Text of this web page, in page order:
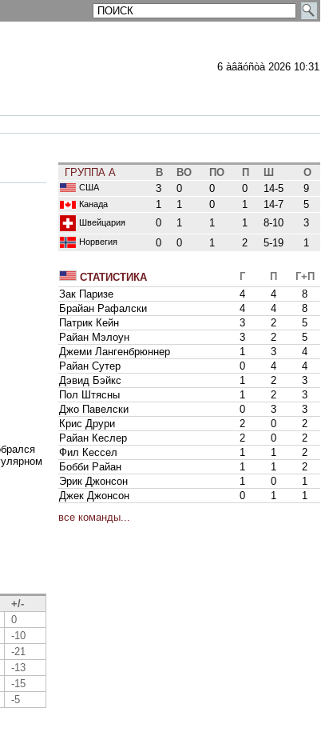
6 àâãóñòà 2026 10:31
+/-
0
-10
-21
-13
-15
-5
ГРУППА A В ВО ПО П Ш О
США 3 0 0 0 14-5 9
Канада 1 1 0 1 14-7 5
Швейцария 0 1 1 1 8-10 3
Норвегия 0 0 1 2 5-19 1
СТАТИСТИКА Г П
Г+П
Зак Паризе
4 4
8
Брайан Рафалски
4 4
8
Патрик Кейн
3 2
5
Райан Мэлоун
3 2
5
Джеми Лангенбрюннер
1 3
4
Райан Сутер
0 4
4
Дэвид Бэйкс
1 2
3
Пол Штясны
1 2
3
Джо Павелски
0 3
3
Крис Друри
2 0
2
Райан Кеслер
2 0
2
Фил Кессел
1 1
2
Бобби Райан
1 1
2
Эрик Джонсон
1 0
1
Джек Джонсон
0 1
1
все команды...